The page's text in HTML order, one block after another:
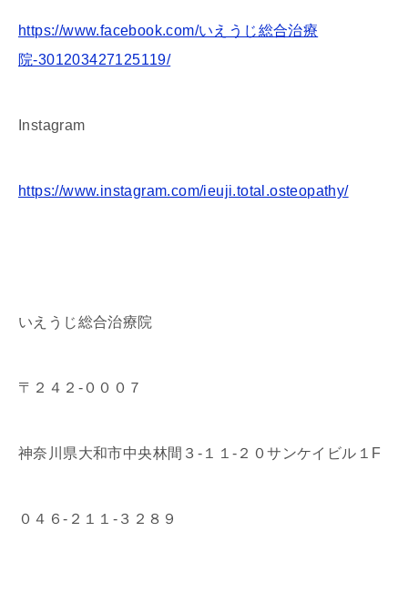
https://www.facebook.com/いえうじ総合治療
院-301203427125119/
Instagram
https://www.instagram.com/ieuji.total.osteopathy/
いえうじ総合治療院
〒２４２-０００７
神奈川県大和市中央林間３-１１-２０サンケイビル１F
０４６-２１１-３２８９